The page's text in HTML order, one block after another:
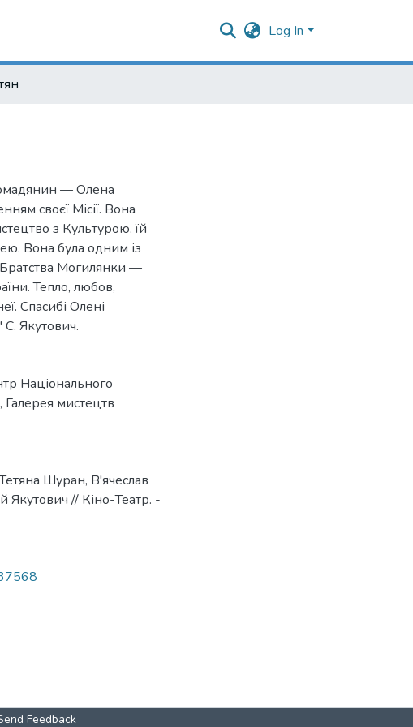
Log In
— Олена
своєї Місії. Вона
з Культурою. їй
Вона була одним із
Могилянки —
Тепло, любов,
Спасибі Олені
С. Якутович.
Національного
, Галерея мистецтв
Шуран, В'ячеслав
// Кіно-Театр. -
Feedback